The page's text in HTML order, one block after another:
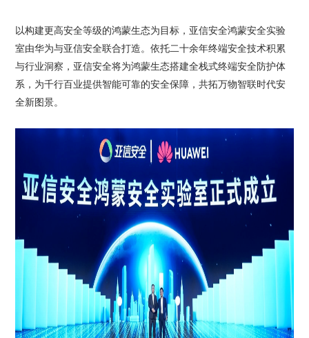
以构建更高安全等级的鸿蒙生态为目标，亚信安全鸿蒙安全实验
室由华为与亚信安全联合打造。依托二十余年终端安全技术积累
与行业洞察，亚信安全将为鸿蒙生态搭建全栈式终端安全防护体
系，为千行百业提供智能可靠的安全保障，共拓万物智联时代安
全新图景。